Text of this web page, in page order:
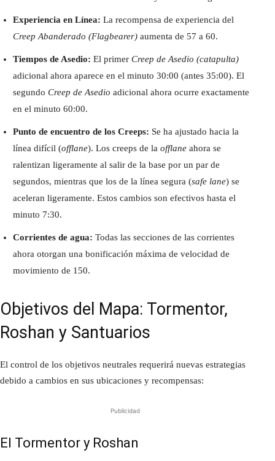
Experiencia en Línea: La recompensa de experiencia del
Creep Abanderado (Flagbearer) aumenta de 57 a 60.
Tiempos de Asedio: El primer Creep de Asedio (catapulta)
adicional ahora aparece en el minuto 30:00 (antes 35:00). El
segundo Creep de Asedio adicional ahora ocurre exactamente
en el minuto 60:00.
Punto de encuentro de los Creeps: Se ha ajustado hacia la
línea difícil (offlane). Los creeps de la offlane ahora se
ralentizan ligeramente al salir de la base por un par de
segundos, mientras que los de la línea segura (safe lane) se
aceleran ligeramente. Estos cambios son efectivos hasta el
minuto 7:30.
Corrientes de agua: Todas las secciones de las corrientes
ahora otorgan una bonificación máxima de velocidad de
movimiento de 150.
Objetivos del Mapa: Tormentor,
Roshan y Santuarios
El control de los objetivos neutrales requerirá nuevas estrategias
debido a cambios en sus ubicaciones y recompensas:
Publicidad
El Tormentor y Roshan